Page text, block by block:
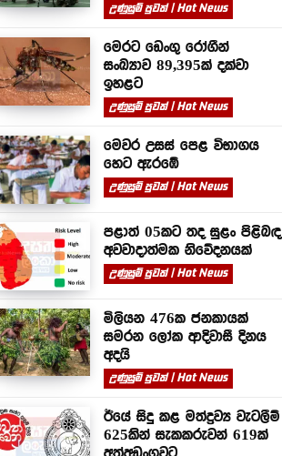
උණුසුම් පුවත් | Hot News
මෙරට ඩෙංගු රෝගීන්
සංඛ්‍යාව 89,395ක් දක්වා
ඉහළට
උණුසුම් පුවත් | Hot News
මෙවර උසස් පෙළ විභාගය
හෙට ඇරඹේ
උණුසුම් පුවත් | Hot News
පළාත් 05කට තද සුළං පිළිබඳ
අවවාදාත්මක නිවේදනයක්
උණුසුම් පුවත් | Hot News
මිලියන 476ක ජනකායක්
සමරන ලෝක ආදිවාසී දිනය
අදයි
උණුසුම් පුවත් | Hot News
ඊයේ සිදු කළ මත්ද්‍රව්‍ය වැටලීම්
625කින් සැකකරුවන් 619ක්
අත්අඩංගුවට